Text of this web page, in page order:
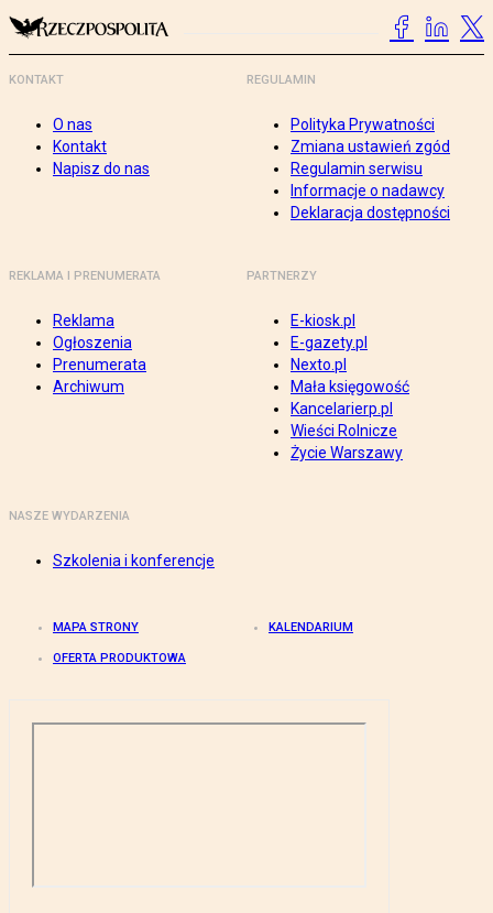
KONTAKT
O nas
Kontakt
Napisz do nas
REGULAMIN
Polityka Prywatności
Zmiana ustawień zgód
Regulamin serwisu
Informacje o nadawcy
Deklaracja dostępności
REKLAMA I PRENUMERATA
Reklama
Ogłoszenia
Prenumerata
Archiwum
PARTNERZY
E-kiosk.pl
E-gazety.pl
Nexto.pl
Mała księgowość
Kancelarierp.pl
Wieści Rolnicze
Życie Warszawy
NASZE WYDARZENIA
Szkolenia i konferencje
MAPA STRONY KALENDARIUM
OFERTA PRODUKTOWA